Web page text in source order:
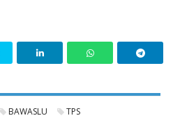
BAWASLU TPS